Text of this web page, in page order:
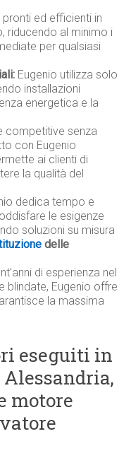
pronti ed efficienti in
riducendo al minimo i
per qualsiasi
Eugenio utilizza solo
installazioni
energetica e la
competitive senza
con Eugenio
ai clienti di
la qualità del
dedica tempo e
le esigenze
soluzioni su misura
delle
di esperienza nel
blindate, Eugenio offre
la massima
eseguiti in
motore